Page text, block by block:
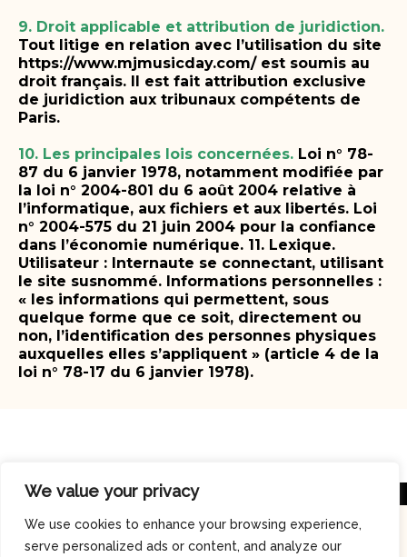
We value your privacy
We use cookies to enhance your browsing experience,
serve personalized ads or content, and analyze our
9. Droit applicable et attribution de juridiction.
Tout litige en relation avec l’utilisation du site
https://www.mjmusicday.com/ est soumis au
droit français. Il est fait attribution exclusive
de juridiction aux tribunaux compétents de
Paris.
10. Les principales lois concernées. Loi n° 78-
87 du 6 janvier 1978, notamment modifiée par
la loi n° 2004-801 du 6 août 2004 relative à
l’informatique, aux fichiers et aux libertés. Loi
n° 2004-575 du 21 juin 2004 pour la confiance
dans l’économie numérique. 11. Lexique.
Utilisateur : Internaute se connectant, utilisant
le site susnommé. Informations personnelles :
« les informations qui permettent, sous
quelque forme que ce soit, directement ou
non, l’identification des personnes physiques
auxquelles elles s’appliquent » (article 4 de la
loi n° 78-17 du 6 janvier 1978).